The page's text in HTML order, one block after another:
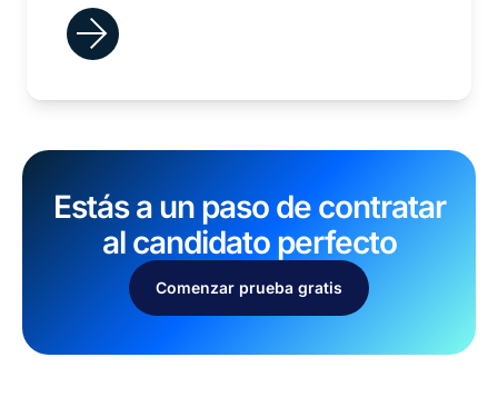
Estás a un paso de contratar
al candidato perfecto
Comenzar prueba gratis